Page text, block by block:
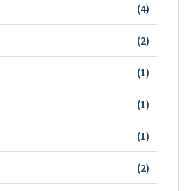
(4)
(2)
(1)
(1)
(1)
(2)